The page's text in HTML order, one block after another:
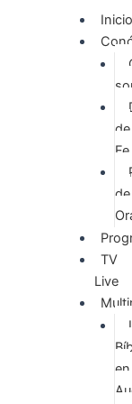
de
Fe
de
TV
Live
en